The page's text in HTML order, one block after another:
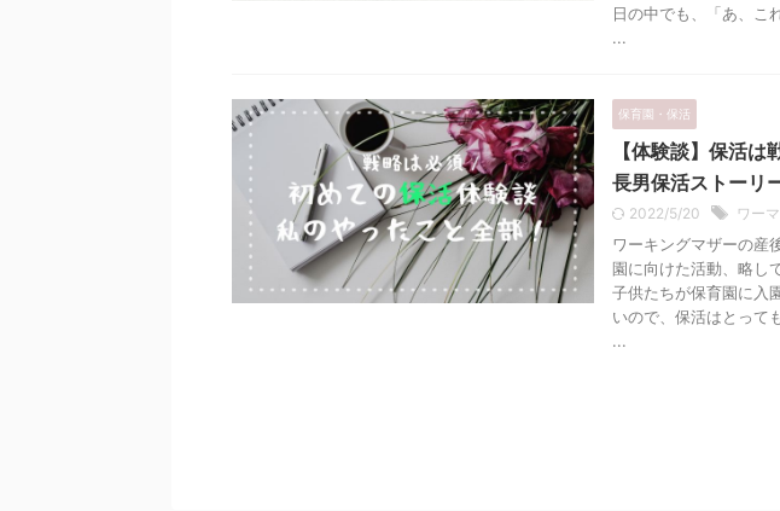
日の中でも、「あ、こ
...
保育園・保活
【体験談】保活
長男保活ストーリ
2022/5/20 ワー
ワーキングマザーの産
園に向けた活動、略し
子供たちが保育園に入
いので、保活はとって
...